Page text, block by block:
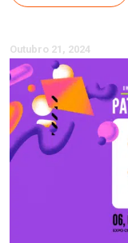
Outubro 21, 2024